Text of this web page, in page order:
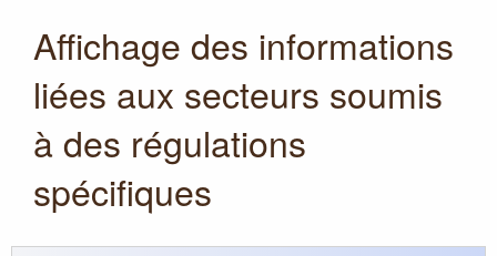
Affichage des informations
liées aux secteurs soumis
à des régulations
spécifiques